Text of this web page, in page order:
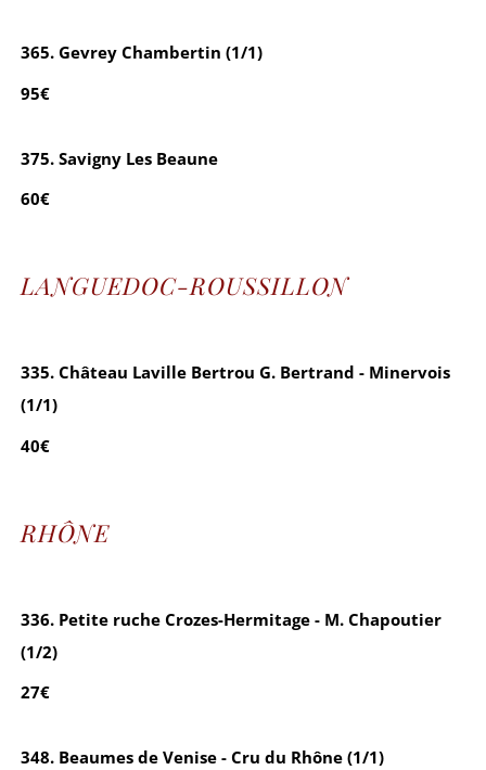
365. Gevrey Chambertin (1/1)
95€
375. Savigny Les Beaune
60€
LANGUEDOC-ROUSSILLON
335. Château Laville Bertrou G. Bertrand - Minervois
(1/1)
40€
RHÔNE
336. Petite ruche Crozes-Hermitage - M. Chapoutier
(1/2)
27€
348. Beaumes de Venise - Cru du Rhône (1/1)